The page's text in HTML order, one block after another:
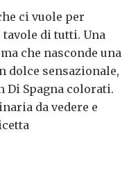
ci vuole per
di tutti. Una
che nasconde una
dolce sensazionale,
Di Spagna colorati.
da vedere e